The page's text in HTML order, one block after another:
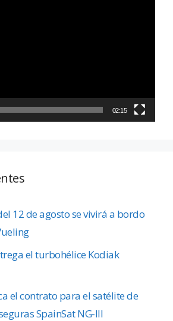
02:15
12 de agosto se vivirá a bordo
el turbohélice Kodiak
el contrato para el satélite de
SpainSat NG-III